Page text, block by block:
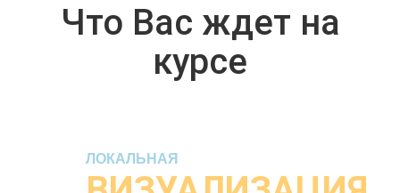
Что Вас ждет на
курсе
ЛОКАЛЬНАЯ